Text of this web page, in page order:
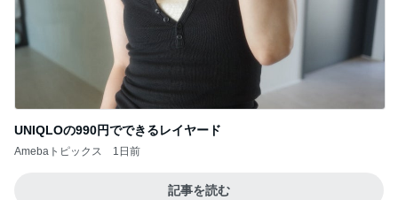
UNIQLOの990円でできるレイヤード
Amebaトピックス 1日前
記事を読む